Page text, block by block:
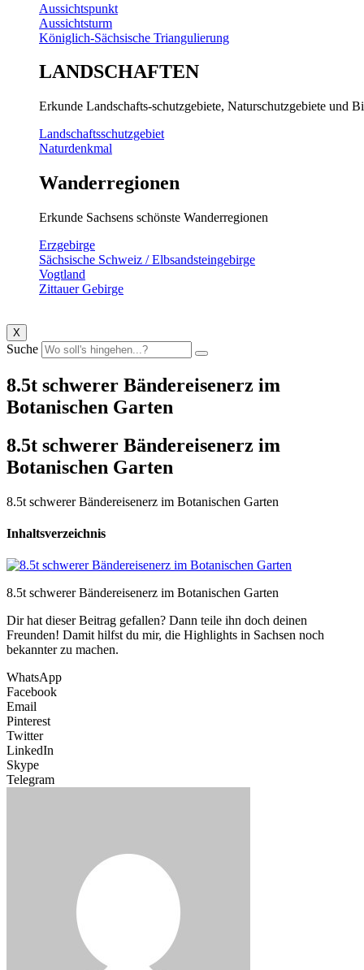
Aussichtspunkt
Aussichtsturm
Königlich-Sächsische Triangulierung
LANDSCHAFTEN
Erkunde Landschafts-schutzgebiete, Naturschutzgebiete und
Landschaftsschutzgebiet
Naturdenkmal
Wanderregionen
Erkunde Sachsens schönste Wanderregionen
Erzgebirge
Sächsische Schweiz / Elbsandsteingebirge
Vogtland
Zittauer Gebirge
X
Suche
8.5t schwerer Bändereisenerz im
Botanischen Garten
8.5t schwerer Bändereisenerz im
Botanischen Garten
8.5t schwerer Bändereisenerz im Botanischen Garten
Inhaltsverzeichnis
8.5t schwerer Bändereisenerz im Botanischen Garten
Dir hat dieser Beitrag gefallen? Dann teile ihn doch deinen
Freunden! Damit hilfst du mir, die Highlights in Sachsen noch
bekannter zu machen.
WhatsApp
Facebook
Email
Pinterest
Twitter
LinkedIn
Skype
Telegram